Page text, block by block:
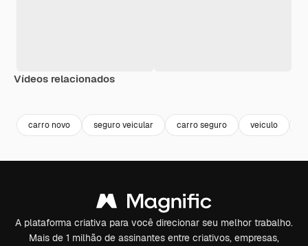
Vídeos relacionados
carro novo seguro veicular carro seguro veiculo
A plataforma criativa para você direcionar seu melhor trabalho.
Mais de 1 milhão de assinantes entre criativos, empresas,